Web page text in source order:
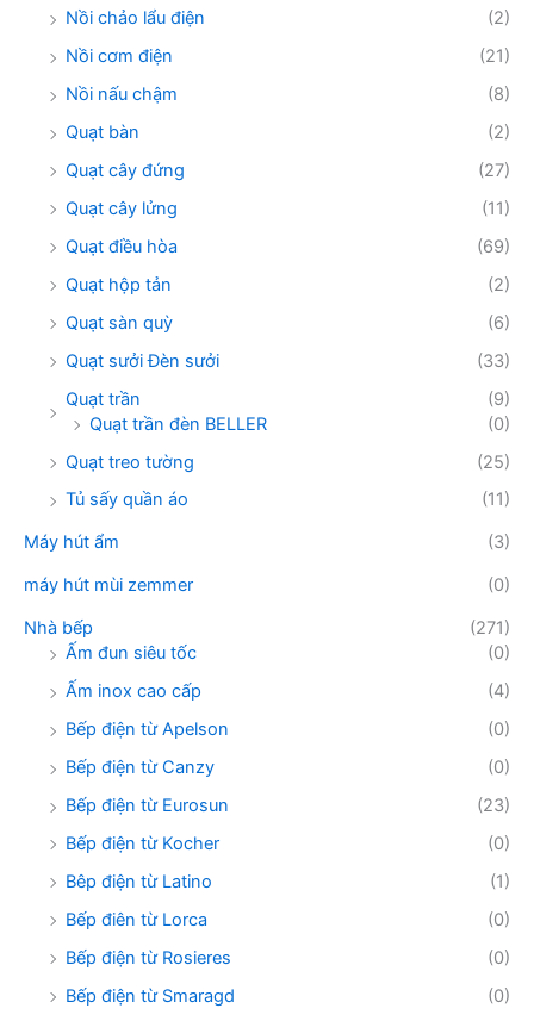
Nồi chảo lẩu điện
(2)
Nồi cơm điện
(21)
Nồi nấu chậm
(8)
Quạt bàn
(2)
Quạt cây đứng
(27)
Quạt cây lửng
(11)
Quạt điều hòa
(69)
Quạt hộp tản
(2)
Quạt sàn quỳ
(6)
Quạt sưởi Đèn sưởi
(33)
Quạt trần
(9)
Quạt trần đèn BELLER
(0)
Quạt treo tường
(25)
Tủ sấy quần áo
(11)
Máy hút ẩm
(3)
máy hút mùi zemmer
(0)
Nhà bếp
(271)
Ấm đun siêu tốc
(0)
Ấm inox cao cấp
(4)
Bếp điện từ Apelson
(0)
Bếp điện từ Canzy
(0)
Bếp điện từ Eurosun
(23)
Bếp điện từ Kocher
(0)
Bêp điện từ Latino
(1)
Bếp điên từ Lorca
(0)
Bếp điện từ Rosieres
(0)
Bếp điện từ Smaragd
(0)